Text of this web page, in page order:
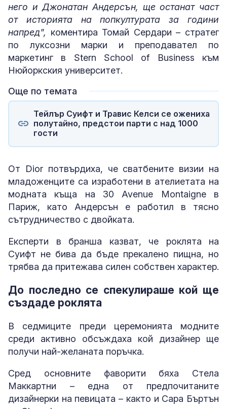
него и Джонатан Андерсън, ще останат част
от историята на попкултурата за години
напред", коментира Томай Сердари – стратег
по луксозни марки и преподавател по
маркетинг в Stern School of Business към
Нюйоркския университет.
Още по темата
Тейлър Суифт и Травис Келси се ожениха
полутайно, предстои парти с над 1000
гости
От Dior потвърдиха, че сватбените визии на
младоженците са изработени в ателиетата на
модната къща на 30 Avenue Montaigne в
Париж, като Андерсън е работил в тясно
сътрудничество с двойката.
Експерти в бранша казват, че роклята на
Суифт не бива да бъде прекалено пищна, но
трябва да притежава силен собствен характер.
До последно се спекулираше кой ще
създаде роклята
В седмиците преди церемонията модните
среди активно обсъждаха кой дизайнер ще
получи най-желаната поръчка.
Сред основните фаворити бяха Стела
Маккартни – една от предпочитаните
дизайнерки на певицата – както и Сара Бъртън